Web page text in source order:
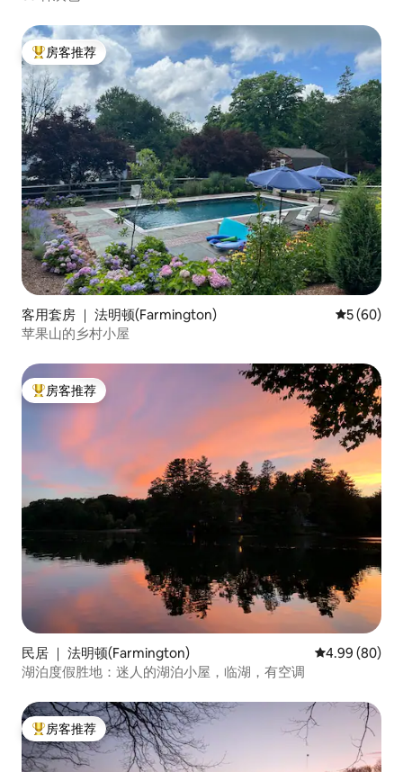
热门「房客推荐」
房客推荐
客用套房 ｜ 法明顿(Farmington) 平均评分
5 (60)
苹果山的乡村小屋
热门「房客推荐」
房客推荐
民居 ｜ 法明顿(Farmington) 平均评分 4.99
4.99 (80)
湖泊度假胜地：迷人的湖泊小屋，临湖，有空调
热门「房客推荐」
房客推荐